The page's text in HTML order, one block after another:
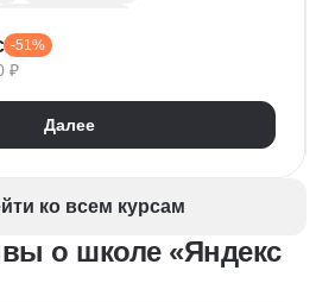
Маркетинговая стратегия
продвижение
Копирайтинг
Контекстная реклама
-51%
₽
Далее
ко всем курсам
о школе «Яндекс